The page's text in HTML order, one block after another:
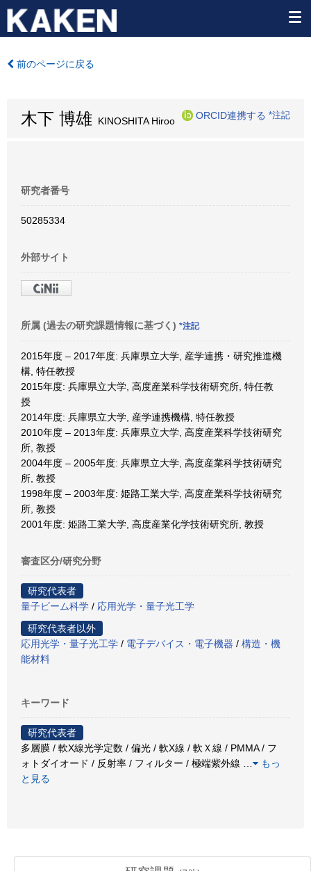
前のページに戻る
木下 博雄 KINOSHITA Hiroo
ORCID連携する *注記
研究者番号
50285334
外部サイト
所属 (過去の研究課題情報に基づく) *注記
2015年度 – 2017年度: 兵庫県立大学, 産学連携・研究推進機
構, 特任教授
2015年度: 兵庫県立大学, 高度産業科学技術研究所, 特任教
授
2014年度: 兵庫県立大学, 産学連携機構, 特任教授
2010年度 – 2013年度: 兵庫県立大学, 高度産業科学技術研究
所, 教授
2004年度 – 2005年度: 兵庫県立大学, 高度産業科学技術研究
所, 教授
1998年度 – 2003年度: 姫路工業大学, 高度産業科学技術研究
所, 教授
2001年度: 姫路工業大学, 高度産業化学技術研究所, 教授
審査区分/研究分野
研究代表者
量子ビーム科学 / 応用光学・量子光工学
研究代表者以外
応用光学・量子光工学 / 電子デバイス・電子機器 / 構造・機
能材料
キーワード
研究代表者
多層膜 / 軟X線光学定数 / 偏光 / 軟X線 / 軟Ｘ線 / PMMA / フ
ォトダイオード / 反射率 / フィルター / 極端紫外線
もっ
と見る